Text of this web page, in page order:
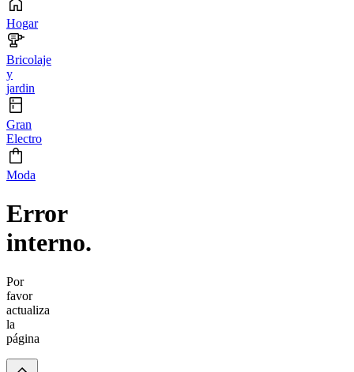
Hogar
Bricolaje
y
jardin
Gran
Electro
Moda
Error
interno.
Por
favor
actualiza
la
página